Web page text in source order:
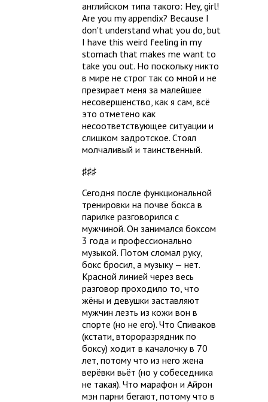
английском типа такого: Hey, girl!
Are you my appendix? Because I
don't understand what you do, but
I have this weird feeling in my
stomach that makes me want to
take you out. Но поскольку никто
в мире не строг так со мной и не
презирает меня за малейшее
несовершенство, как я сам, всё
это отметено как
несоответствующее ситуации и
слишком задротское. Стоял
молчаливый и таинственный.
♯♯♯
Сегодня после функциональной
тренировки на почве бокса в
парилке разговорился с
мужчиной. Он занимался боксом
3 года и профессионально
музыкой. Потом сломал руку,
бокс бросил, а музыку — нет.
Красной линией через весь
разговор проходило то, что
жёны и девушки заставляют
мужчин лезть из кожи вон в
спорте (но не его). Что Спиваков
(кстати, второразрядник по
боксу) ходит в качалочку в 70
лет, потому что из него жена
верёвки вьёт (но у собеседника
не такая). Что марафон и Айрон
мэн парни бегают, потому что в